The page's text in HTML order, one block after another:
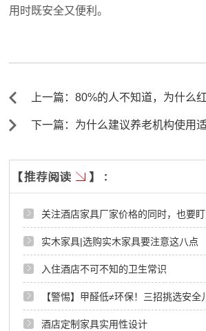
用时既安全又便利。
上一篇：80%的人不知道，为什么
下一篇：为什么建议养老机构使用
关注酒店家具厂家价格的同时，也要盯
实木家具|选购实木家具要注意这八点
入住酒店不可不知的卫生常识
【警惕】甲醛低≠环保！三招挑选安全
酒店定制家具实用性设计